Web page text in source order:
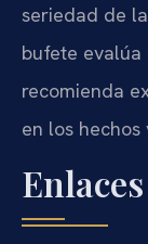
seriedad de
bufete
recomienda
en los